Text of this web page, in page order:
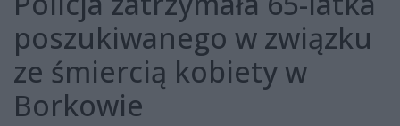
poszukiwanego w związku
ze śmiercią kobiety w
Borkowie